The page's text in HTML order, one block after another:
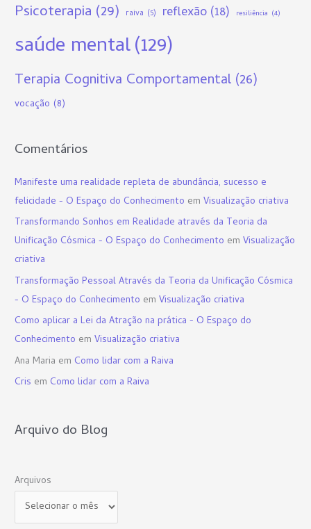
Psicoterapia (29) raiva (5) reflexão (18) resiliência (4)
saúde mental(129)
Terapia Cognitiva Comportamental (26)
vocação (8)
Comentários
Manifeste uma realidade repleta de abundância, sucesso e
felicidade - O Espaço do Conhecimento emVisualização criativa
Transformando Sonhos em Realidade através da Teoria da
Unificação Cósmica - O Espaço do Conhecimento emVisualização
criativa
Transformação Pessoal Através da Teoria da Unificação Cósmica
- O Espaço do Conhecimento emVisualização criativa
Como aplicar a Lei da Atração na prática - O Espaço do
Conhecimento emVisualização criativa
Ana Maria em Como lidar com a Raiva
Cris em Como lidar com a Raiva
Arquivo do Blog
Arquivos